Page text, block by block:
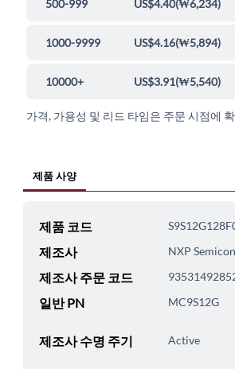
500-999 US$4.40(₩6,234)
1000-9999 US$4.16(₩5,894)
10000+ US$3.91(₩5,540)
가격, 가용성 및 리드 타임은 주문 시점에
제품 사양
제품 코드
제조사 NXP
제조사 주문 코드
일반 PN MC9S12G
제조사 수명 주기 Active